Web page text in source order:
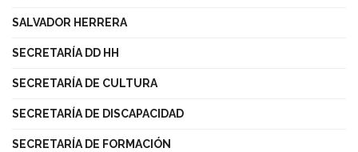
SALVADOR HERRERA
SECRETARÍA DD HH
SECRETARÍA DE CULTURA
SECRETARÍA DE DISCAPACIDAD
SECRETARÍA DE FORMACIÓN